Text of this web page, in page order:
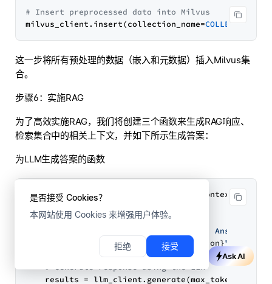
是否接受 Cookies？
本网站使用 Cookies 来增强用户体验。
拒绝 接受
# Insert preprocessed data into Milvus
milvus_client.insert(collection_name=
这一步将所有预处理的数据（嵌入和元数据）插入Milvus集
合。
步骤6：实施RAG
为了高效实施RAG，我们将创建三个函数来生成RAG响应、
检索集合中的相关上下文，并如下所示生成答案：
为LLM生成答案的函数
def generate_rag_response question, context ):
    prompt = (
f"You are a helpful assistant. Answer
f"The user question is {question}"
# Generate response using the LLM
    results = llm_client.generate(max_tokens=
Ask AI